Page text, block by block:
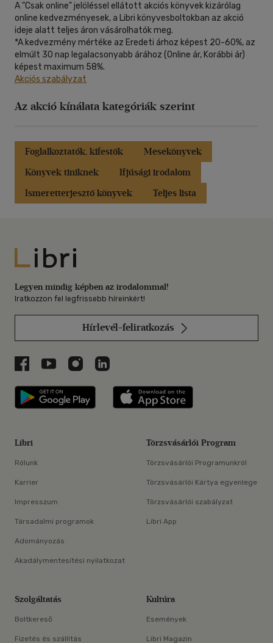
A "Csak online" jelöléssel ellátott akciós könyvek kizárólag
online kedvezményesek, a Libri könyvesboltokban az akció
ideje alatt teljes áron vásárolhatók meg.
*A kedvezmény mértéke az Eredeti árhoz képest 20-60%, az
elmúlt 30 nap legalacsonyabb árához (Online ár, Korábbi ár)
képest maximum 58%.
Akciós szabályzat
Az akció kínálata kategóriák szerint
Foglalkoztatók, kifestők
Mesekönyvek
Könyvek tiniknek
Ifjúsági irodalom
Ismeretterjesztő könyvek
Teljes lista
Libri
Legyen mindig képben az irodalommal!
Iratkozzon fel legfrissebb híreinkért!
Hírlevél-feliratkozás
Libri a Facebookon
Libri a Youtube-on
Libri az Instagramon
Libri a LinkedInen
Libri applikáció Szerezd meg: Google
Libri
Rólunk
Karrier
Impresszum
Társadalmi programok
Adományozás
Akadálymentesítési nyilatkozat
Törzsvásárlói Program
Törzsvásárlói Programunkról
Törzsvásárlói Kártya egyenlege
Törzsvásárlói szabályzat
Libri App
Szolgáltatás
Boltkereső
Fizetés és szállítás
Kultúra
Események
Libri Magazin